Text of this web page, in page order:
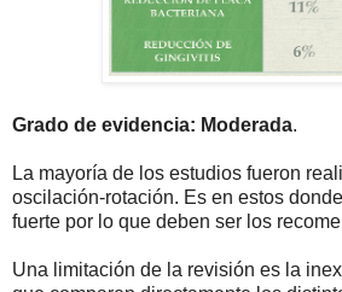
Grado de evidencia: Moderada.
La mayoría de los estudios fueron
oscilación-rotación. Es en estos
fuerte por lo que deben ser los
Una limitación de la revisión es la